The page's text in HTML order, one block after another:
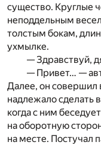
существо. Круглые
неподдельным
толстым бокам,
ухмылке.
— Здравствуй,
— Привет… —
Далее, он совершил
надлежало сделать
когда с ним
на оборотную
на месте. Постучал